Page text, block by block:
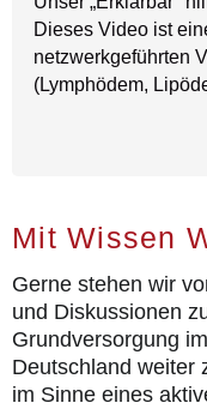
Dieses Video ist
netzwerkgeführten
(Lymphödem,
Mit Wissen
Gerne stehen wir
und Diskussionen
Grundversorgung
Deutschland weiter
im Sinne eines